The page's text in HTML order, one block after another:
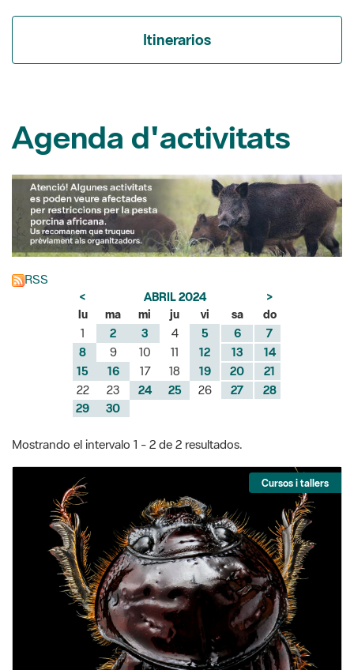
RSS
< ABRIL 2024
>
lu
ma mi ju vi sa
do
8
10 11 12
14
15
16 17 18 19 20
21
22
23 24 25 26 27
28
29
30
Mostrando el intervalo 1 - 2 de 2 resultados.